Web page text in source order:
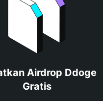
Airdrop Ddoge
Gratis